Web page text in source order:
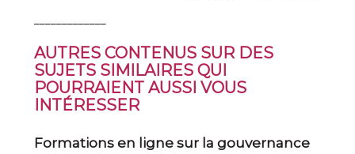
AUTRES CONTENUS SUR DES
SUJETS SIMILAIRES QUI
POURRAIENT AUSSI VOUS
INTÉRESSER
Formations en ligne sur la gouvernance